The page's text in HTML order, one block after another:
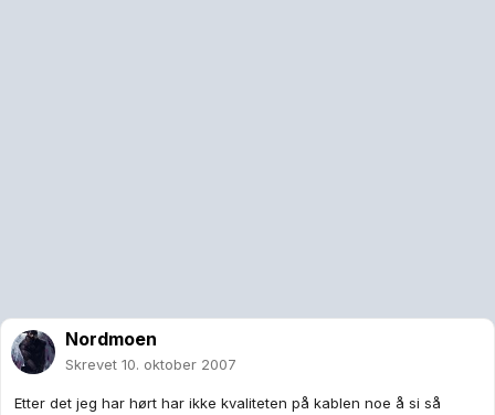
Nordmoen
Skrevet 10. oktober 2007
Etter det jeg har hørt har ikke kvaliteten på kablen noe å si så